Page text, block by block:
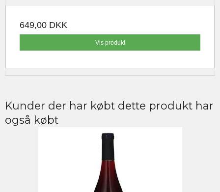
649,00 DKK
Vis produkt
Kunder der har købt dette produkt har
også købt